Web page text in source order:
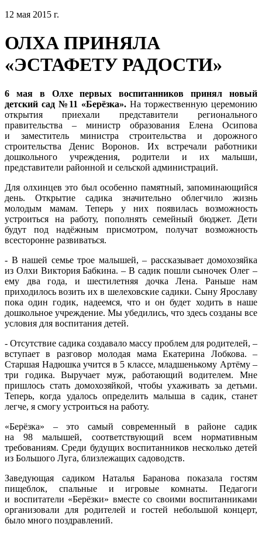
12 мая 2015 г.
ОЛХА ПРИНЯЛА
«ЭСТАФЕТУ РАДОСТИ»
6 мая в Олхе первых воспитанников принял новый
детский сад №11 «Берёзка». На торжественную церемонию
открытия приехали представители регионального
правительства – министр образования Елена Осипова
и заместитель министра строительства и дорожного
строительства Денис Воронов. Их встречали работники
дошкольного учреждения, родители и их малыши,
представители районной и сельской администраций.
Для олхинцев это был особенно памятный, запоминающийся
день. Открытие садика значительно облегчило жизнь
молодым мамам. Теперь у них появилась возможность
устроиться на работу, пополнять семейный бюджет. Дети
будут под надёжным присмотром, получат возможность
всесторонне развиваться.
- В нашей семье трое малышей, – рассказывает домохозяйка
из Олхи Виктория Бабкина. – В садик пошли сыночек Олег –
ему два года, и шестилетняя дочка Лена. Раньше нам
приходилось возить их в шелеховские садики. Сыну Ярославу
пока один годик, надеемся, что и он будет ходить в наше
дошкольное учреждение. Мы убедились, что здесь созданы все
условия для воспитания детей.
- Отсутствие садика создавало массу проблем для родителей, –
вступает в разговор молодая мама Екатерина Лобкова. –
Старшая Надюшка учится в 5 классе, младшенькому Артёму –
три годика. Выручает муж, работающий водителем. Мне
пришлось стать домохозяйкой, чтобы ухаживать за детьми.
Теперь, когда удалось определить малыша в садик, станет
легче, я смогу устроиться на работу.
«Берёзка» – это самый современный в районе садик
на 98 малышей, соответствующий всем нормативным
требованиям. Среди будущих воспитанников несколько детей
из Большого Луга, близлежащих садоводств.
Заведующая садиком Наталья Баранова показала гостям
пищеблок, спальные и игровые комнаты. Педагоги
и воспитатели «Берёзки» вместе со своими воспитанниками
организовали для родителей и гостей небольшой концерт,
было много поздравлений.